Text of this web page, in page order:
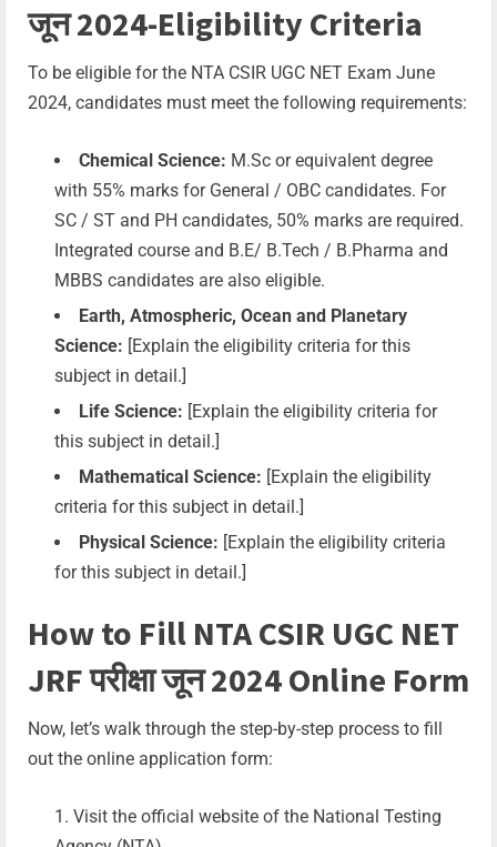
जून 2024-Eligibility Criteria
To be eligible for the NTA CSIR UGC NET Exam June
2024, candidates must meet the following requirements:
Chemical Science: M.Sc or equivalent degree
with 55% marks for General / OBC candidates. For
SC / ST and PH candidates, 50% marks are required.
Integrated course and B.E/ B.Tech / B.Pharma and
MBBS candidates are also eligible.
Earth, Atmospheric, Ocean and Planetary
Science: [Explain the eligibility criteria for this
subject in detail.]
Life Science: [Explain the eligibility criteria for
this subject in detail.]
Mathematical Science: [Explain the eligibility
criteria for this subject in detail.]
Physical Science: [Explain the eligibility criteria
for this subject in detail.]
How to Fill NTA CSIR UGC NET
JRF परीक्षा जून 2024 Online Form
Now, let’s walk through the step-by-step process to fill
out the online application form:
Visit the official website of the National Testing